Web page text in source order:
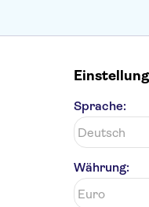
Sprache:
Währung: